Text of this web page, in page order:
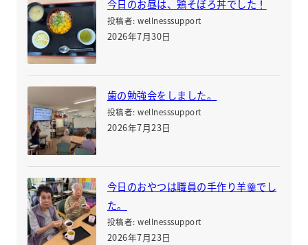
今日のお昼は、鶏そぼろ丼でした！
投稿者: wellnesssupport
2026年7月30日
歯の勉強会をしました。
投稿者: wellnesssupport
2026年7月23日
今日のおやつは職員の手作り羊羹でし
た。
投稿者: wellnesssupport
2026年7月23日